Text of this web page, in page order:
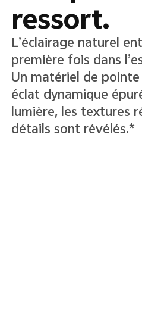
Clarté et précision de
un nouveau système
translucides pour une
et des textes et des
faciles à lire.*